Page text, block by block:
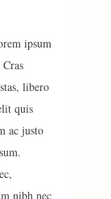
ipsum
libero
quis
ac justo
nibh nec